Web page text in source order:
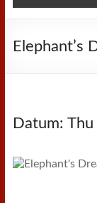
Elephant’s
Datum: